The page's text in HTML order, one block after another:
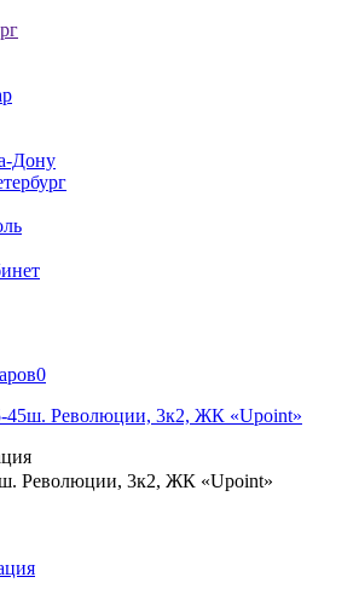
Дону
0
45ш. Революции, 3к2, ЖК «Upoint»
ш. Революции, 3к2, ЖК «Upoint»